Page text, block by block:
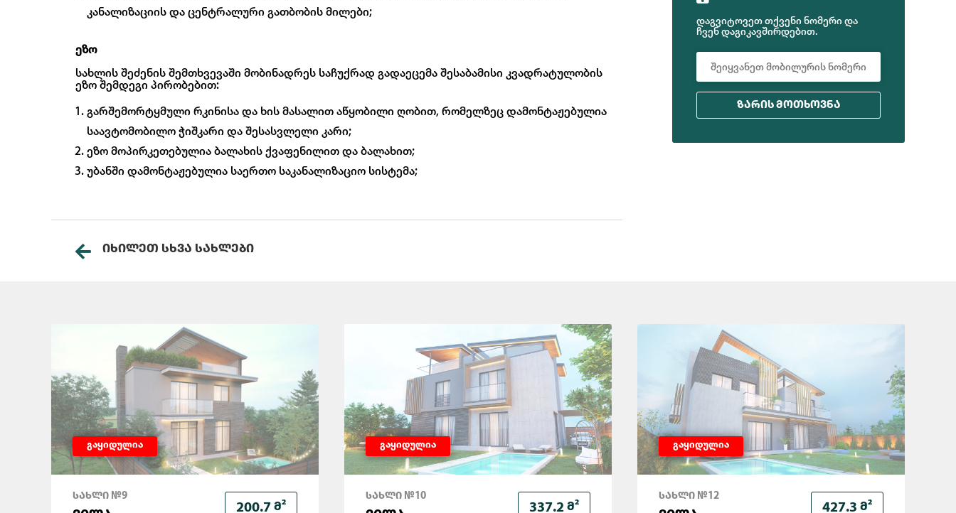
კანალიზაციის და ცენტრალური გათბობის მილები;
ეზო
სახლის შეძენის შემთხვევაში მობინადრეს საჩუქრად გადაეცემა შესაბამისი კვადრატულობის
ეზო შემდეგი პირობებით:
გარშემორტყმული რკინისა და ხის მასალით აწყობილი ღობით, რომელზეც დამონტაჟებულია
საავტომობილო ჭიშკარი და შესასვლელი კარი;
ეზო მოპირკეთებულია ბალახის ქვაფენილით და ბალახით;
უბანში დამონტაჟებულია საერთო საკანალიზაციო სისტემა;
ᲘᲮᲘᲚᲔᲗ ᲡᲮᲕᲐ ᲡᲐᲮᲚᲔᲑᲘ
დაგვიტოვეთ თქვენი ნომერი და
ჩვენ დაგიკავშირდებით.
ᲖᲐᲠᲘᲡ ᲛᲝᲗᲮᲝᲕᲜᲐ
გაყიდულია
200.7 Მ²
ᲡᲐᲮᲚᲘ №9
გაყიდულია
337.2 Მ²
ᲡᲐᲮᲚᲘ №10
გაყიდულია
427.3 Მ²
ᲡᲐᲮᲚᲘ №12